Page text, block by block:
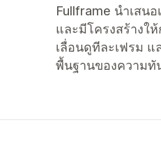
Fullframe นำเสน
และมีโครงสร้างใ
เลื่อนดูทีละเฟรม
พื้นฐานของความทั